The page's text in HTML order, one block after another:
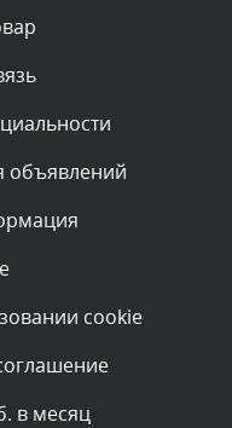
проверки
объявлений
cookie
в месяц